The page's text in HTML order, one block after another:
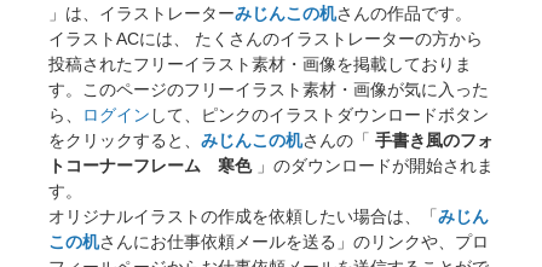
」は、イラストレーターみじんこの机さんの作品です。
イラストACには、 たくさんのイラストレーターの方から
投稿されたフリーイラスト素材・画像を掲載しておりま
す。このページのフリーイラスト素材・画像が気に入った
ら、
ログイン して、ピンクのイラストダウンロードボタン
をクリックすると、 みじんこの机さんの「 手書き風のフォ
トコーナーフレーム 寒色」のダウンロードが開始されま
す。
オリジナルイラストの作成を依頼したい場合は、「みじん
この机さんにお仕事依頼メールを送る」のリンクや、プロ